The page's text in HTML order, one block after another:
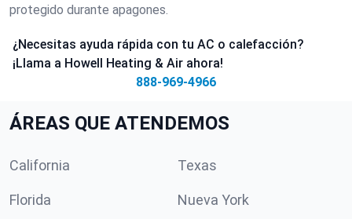
protegido durante apagones.
¿Necesitas ayuda rápida con tu AC o calefacción?
¡Llama a Howell Heating & Air ahora!
888-969-4966
ÁREAS QUE ATENDEMOS
California Texas
Florida Nueva York